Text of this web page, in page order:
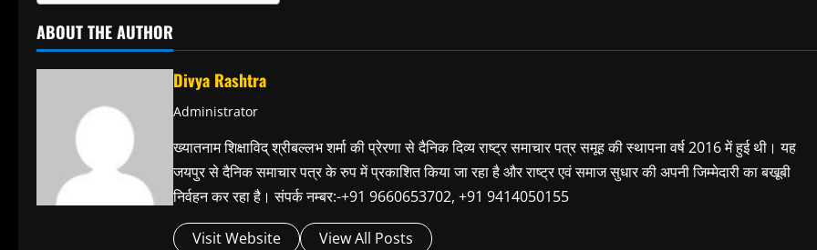
ABOUT THE AUTHOR
Divya Rashtra
Administrator
ख्यातनाम शिक्षाविद् श्रीबल्लभ शर्मा की प्रेरणा से दैनिक दिव्य राष्ट्र समाचार पत्र समूह की स्थापना वर्ष 2016 में हुई थी। यह
जयपुर से दैनिक समाचार पत्र के रुप में प्रकाशित किया जा रहा है और राष्ट्र एवं समाज सुधार की अपनी जिम्मेदारी का बखूबी
निर्वहन कर रहा है। संपर्क नम्बर:-+91 9660653702, +91 9414050155
Visit Website View All Posts